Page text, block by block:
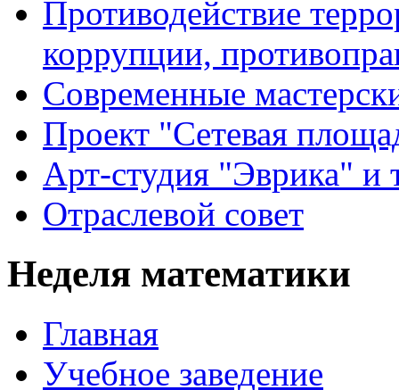
Противодействие
коррупции,
Современные
Проект "Сетевая
Арт-студия "Эврика" и
Отраслевой совет
Неделя математики
Главная
Учебное заведение